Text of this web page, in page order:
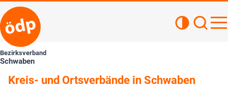
Bezirksverband
Schwaben
Kreis- und Ortsverbände in Schwaben